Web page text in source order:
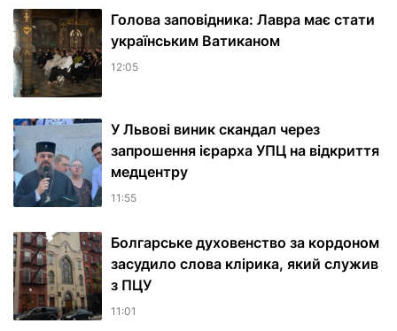
Голова заповідника: Лавра має стати
українським Ватиканом
12:05
У Львові виник скандал через
запрошення ієрарха УПЦ на відкриття
медцентру
11:55
Болгарське духовенство за кордоном
засудило слова клірика, який служив
з ПЦУ
11:01